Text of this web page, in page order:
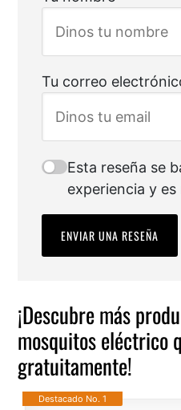
Tu correo
Esta reseña se
experiencia y
ENVIAR UNA RESEÑA
¡Descubre más
mosquitos eléctrico
gratuitamente!
Destacado No. 1